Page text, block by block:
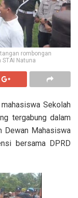
rombongan
Natuna
Sekolah
tergabung dalam
Dewan Mahasiswa
bersama DPRD